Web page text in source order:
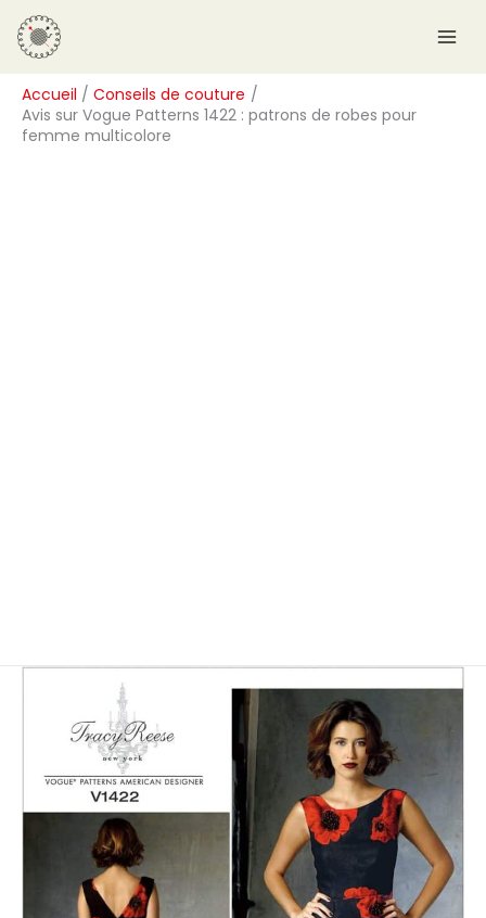
Aller
au
contenu
Accueil
Conseils de couture
Avis sur Vogue Patterns 1422 : patrons de robes pour
femme multicolore
R
e
c
h
e